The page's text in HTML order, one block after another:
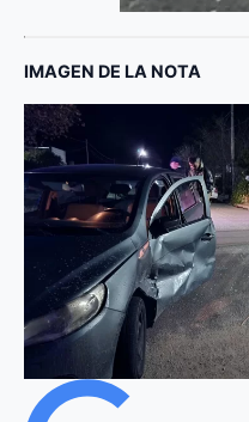
IMAGEN DE LA NOTA